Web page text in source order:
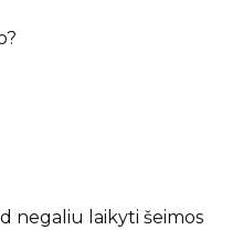
negaliu laikyti šeimos